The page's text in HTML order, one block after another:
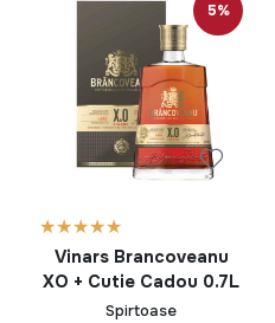
5%
Vinars Brancoveanu
XO + Cutie Cadou 0.7L
Spirtoase